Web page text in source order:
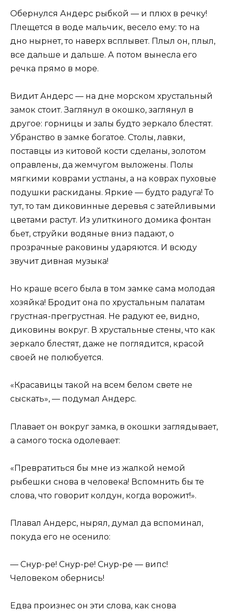
Обернулся Андерс рыбкой — и плюх в речку!
Плещется в воде мальчик, весело ему: то на
дно нырнет, то наверх всплывет. Плыл он, плыл,
все дальше и дальше. А потом вынесла его
речка прямо в море.
Видит Андерс — на дне морском хрустальный
замок стоит. Заглянул в окошко, заглянул в
другое: горницы и залы будто зеркало блестят.
Убранство в замке богатое. Столы, лавки,
поставцы из китовой кости сделаны, золотом
оправлены, да жемчугом выложены. Полы
мягкими коврами устланы, а на коврах пуховые
подушки раскиданы. Яркие — будто радуга! То
тут, то там диковинные деревья с затейливыми
цветами растут. Из улиткиного домика фонтан
бьет, струйки водяные вниз падают, о
прозрачные раковины ударяются. И всюду
звучит дивная музыка!
Но краше всего была в том замке сама молодая
хозяйка! Бродит она по хрустальным палатам
грустная-прегрустная. Не радуют ее, видно,
диковины вокруг. В хрустальные стены, что как
зеркало блестят, даже не поглядится, красой
своей не полюбуется.
«Красавицы такой на всем белом свете не
сыскать», — подумал Андерс.
Плавает он вокруг замка, в окошки заглядывает,
а самого тоска одолевает:
«Превратиться бы мне из жалкой немой
рыбешки снова в человека! Вспомнить бы те
слова, что говорит колдун, когда ворожит!».
Плавал Андерс, нырял, думал да вспоминал,
покуда его не осенило:
— Снур-ре! Снур-ре! Снур-ре — випс!
Человеком обернись!
Едва произнес он эти слова, как снова